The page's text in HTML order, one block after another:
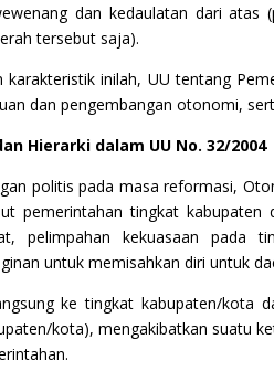
dan kedaulatan dari atas
tersebut saja).
inilah, UU tentang
dan pengembangan otonomi,
Hierarki dalam UU No. 32/2004
politis pada masa reformasi,
pemerintahan tingkat kabupaten
pelimpahan kekuasaan pada
untuk memisahkan diri untuk
ke tingkat kabupaten/kota
kota), mengakibatkan suatu